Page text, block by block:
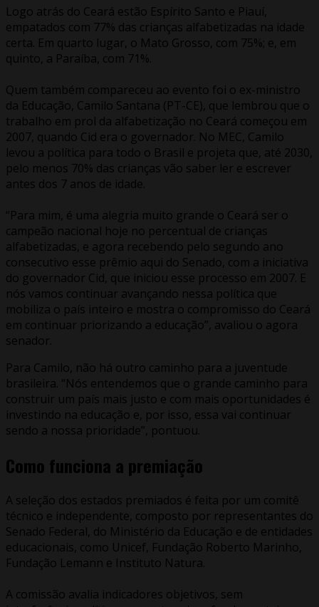
Logo atrás do Ceará estão Espírito Santo e Piauí,
empatados com 77% das crianças alfabetizadas na idade
certa. Em quarto lugar, o Mato Grosso, com 75%; e, em
quinto, a Paraíba, com 71%.
Quem também compareceu ao evento foi o ex-ministro
da Educação, Camilo Santana (PT-CE), que lembrou que o
trabalho em prol da alfabetização no Ceará começou em
2007, quando Cid era o governador. No MEC, Camilo
levou a política para todo o Brasil e projeta que, até 2030,
pelo menos 70% das crianças vão saber ler e escrever
antes dos 7 anos de idade.
“Para mim, é uma alegria muito grande o Ceará ser o
campeão nacional hoje no percentual de crianças
alfabetizadas, e agora recebendo pelo segundo ano
consecutivo esse prêmio aqui do Senado, com a iniciativa
do governador Cid, que iniciou esse processo em 2007. E
nós vamos continuar avançando nessa política que
mobiliza o país inteiro e mostra o compromisso do Ceará
em continuar priorizando a educação”, avaliou o agora
senador.
Para Camilo, não há outro caminho para a juventude
brasileira. “Nós entendemos que o grande caminho para
construir um país mais justo e com mais oportunidades é
investindo na educação e, por isso, essa vai continuar
sendo a nossa prioridade”, pontuou.
Como funciona a premiação
A seleção dos estados premiados é feita por um comitê
técnico e independente, composto por representantes do
Senado Federal, do Ministério da Educação e de entidades
educacionais, como Unicef, Fundação Roberto Marinho,
Fundação Lemann e Instituto Natura.
A comissão avalia indicadores objetivos, sem